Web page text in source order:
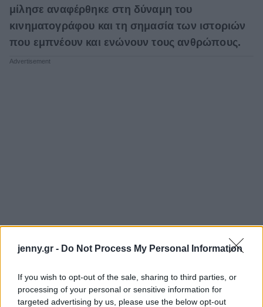
jenny.gr - Do Not Process My Personal Information
If you wish to opt-out of the sale, sharing to third parties, or
processing of your personal or sensitive information for
targeted advertising by us, please use the below opt-out
μίλησε αναφέρθηκε στη δύναμη του
κινηματογράφου και τη σημασία των ιστοριών
που εμπνέουν και ενώνουν τους ανθρώπους.